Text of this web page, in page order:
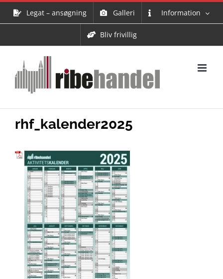
Legat – ansøgning Galleri Information
Bliv frivillig
rhf_kalender2025